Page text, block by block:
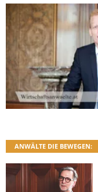
ANWÄLTE DIE BEWEGEN: